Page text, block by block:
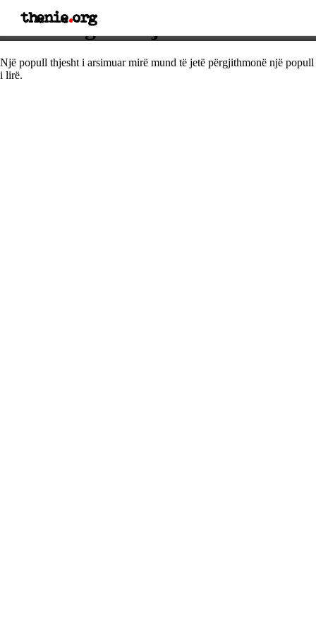
thenie.org
Thënie nga Xhejms Medison
Një popull thjesht i arsimuar mirë mund të jetë përgjithmonë një popull
i lirë.